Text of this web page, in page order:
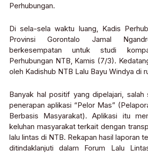
Perhubungan.
Di sela-sela waktu luang, Kadis
Provinsi Gorontalo Jamal
berkesempatan untuk studi
Perhubungan NTB, Kamis (7/3).
oleh Kadishub NTB Lalu Bayu Windya di
Banyak hal positif yang dipelajari, salah
penerapan aplikasi “Pelor Mas”
Berbasis Masyarakat). Aplikasi itu
keluhan masyarakat terkait dengan
lalu lintas di NTB. Rekapan hasil laporan
ditindaklanjuti dalam Forum Lalu